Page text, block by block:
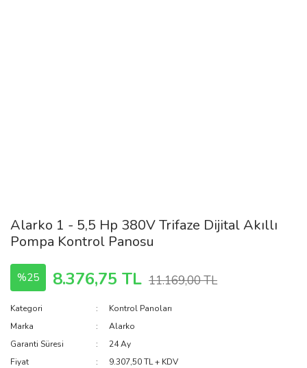
Alarko 1 - 5,5 Hp 380V Trifaze Dijital Akıllı
Pompa Kontrol Panosu
%25 8.376,75 TL 11.169,00 TL
Kategori
Kontrol Panoları
Marka
Alarko
Garanti Süresi
24 Ay
Fiyat
9.307,50 TL + KDV